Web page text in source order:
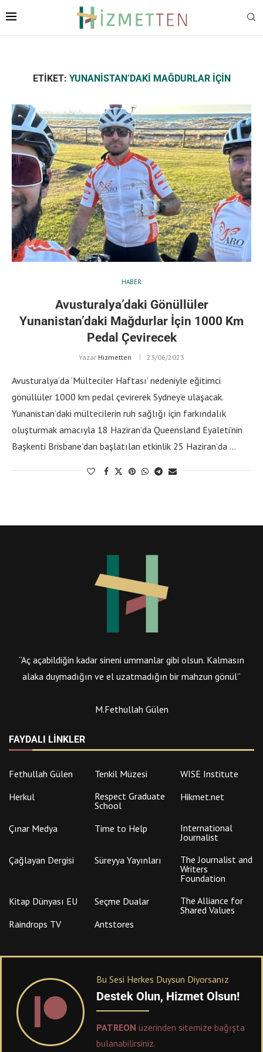
ETIKET: YUNANISTAN’DAKI MAĞDURLAR İÇIN
HABER
Avusturalya’daki Gönüllüler
Yunanistan’daki Mağdurlar İçin 1000 Km
Pedal Çevirecek
Yazar Hizmetten 23/06/2023
Avusturalya’da ‘Mülteciler Haftası’ nedeniyle eğitimci
gönüllüler 1000 km pedal çevirerek Sydney’e ulaşacak.
Yunanistan’daki mültecilerin ruh sağlığı için farkındalık
oluşturmak amacıyla 18 Haziran’da Queensland Eyaleti’nin
Başkenti Brisbane’dan başlatılan etkinlik 25 Haziran’da …
“Aç açabildiğin kadar sineni ummanlar gibi olsun. Kalmasın
alaka duymadığın ve el uzatmadığın bir mahzun gönül”
M.Fethullah Gülen
FAYDALI LINKLER
Fethullah Gülen Tenkil Müzesi
WISE Institute
Herkul
Respect Graduate
School
Hikmet.net
Çınar Medya Time to Help
International
Journalist
Çağlayan Dergisi
Süreyya Yayınları
The Journalist and
Writers
Foundation
Kitap Dünyası EU
Seçme Dualar
The Alliance for
Shared Values
Raindrops TV
Antstores
Bu Sesi Herkes Duysun Diyorsanız
Destek Olun, Hizmet Olsun!
PATREON üzerinden sitemize bağışta
bulanabilirsiniz.